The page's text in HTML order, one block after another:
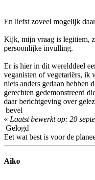
En liefst zoveel mogelijk
Kijk, mijn vraag is legitiem,
persoonlijke invulling.
Er is hier in dit werelddeel
veganisten of vegetariërs, ik
niets anders gedaan hebben
gerechten gedemonstreerd
daar berichtgeving over
bevel
« Laatst bewerkt op: 20
Gelogd
Eet wat best is voor de
Aiko